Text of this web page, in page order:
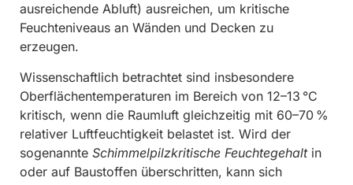
ausreichende Abluft) ausreichen, um kritische
Feuchteniveaus an Wänden und Decken zu
erzeugen.
Wissenschaftlich betrachtet sind insbesondere
Oberflächentemperaturen im Bereich von 12–13 °C
kritisch, wenn die Raumluft gleichzeitig mit 60–70 %
relativer Luftfeuchtigkeit belastet ist. Wird der
sogenannte Schimmelpilzkritische Feuchtegehaltin
oder auf Baustoffen überschritten, kann sich